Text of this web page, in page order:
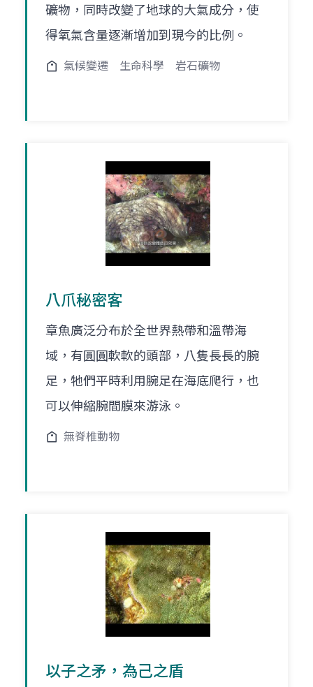
礦物，同時改變了地球的大氣成分，使
得氧氣含量逐漸增加到現今的比例。
氣候變遷 生命科學 岩石礦物
八爪秘密客
章魚廣泛分布於全世界熱帶和溫帶海
域，有圓圓軟軟的頭部，八隻長長的腕
足，牠們平時利用腕足在海底爬行，也
可以伸縮腕間膜來游泳。
無脊椎動物
以子之矛，為己之盾